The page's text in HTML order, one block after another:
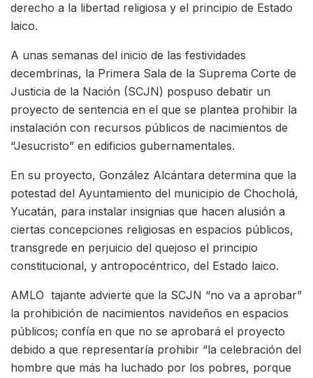
derecho a la libertad religiosa y el principio de Estado
laico.
A unas semanas del inicio de las festividades
decembrinas, la Primera Sala de la Suprema Corte de
Justicia de la Nación (SCJN) pospuso debatir un
proyecto de sentencia en el que se plantea prohibir la
instalación con recursos públicos de nacimientos de
“Jesucristo” en edificios gubernamentales.
En su proyecto, González Alcántara determina que la
potestad del Ayuntamiento del municipio de Chocholá,
Yucatán, para instalar insignias que hacen alusión a
ciertas concepciones religiosas en espacios públicos,
transgrede en perjuicio del quejoso el principio
constitucional, y antropocéntrico, del Estado laico.
AMLO tajante advierte que la SCJN “no va a aprobar”
la prohibición de nacimientos navideños en espacios
públicos; confía en que no se aprobará el proyecto
debido a que representaría prohibir “la celebración del
hombre que más ha luchado por los pobres, porque